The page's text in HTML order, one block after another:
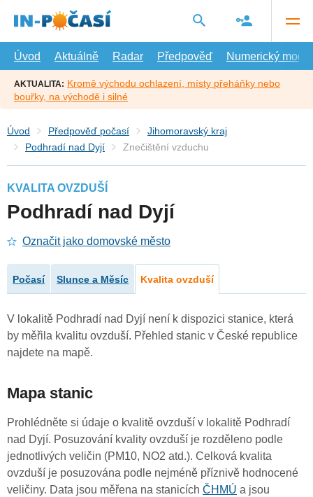
hlavní
Úvod
Aktuálně Radar Předpověď Numerický model
AKTUALITA: Kromě východu ochlazení, místy přeháňky nebo
bouřky, na východě i silné
Úvod Předpověď počasí
Jihomoravský kraj
Podhradí nad Dyjí
Znečištění vzduchu
KVALITA OVZDUŠÍ
Podhradí nad Dyjí
Označit jako domovské město
Počasí Slunce a Měsíc Kvalita ovzduší
V lokalitě Podhradí nad Dyjí není k dispozici stanice, která
by měřila kvalitu ovzduší. Přehled stanic v České republice
najdete na mapě.
Mapa stanic
Prohlédněte si údaje o kvalitě ovzduší v lokalitě Podhradí
nad Dyjí. Posuzování kvality ovzduší je rozděleno podle
jednotlivých veličin (PM10, NO2 atd.). Celková kvalita
ovzduší je posuzována podle nejméně příznivě hodnocené
veličiny. Data jsou měřena na stanicích ČHMÚ a jsou